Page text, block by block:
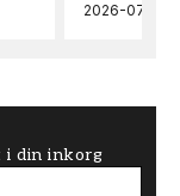
2026-07-22
i din inkorg